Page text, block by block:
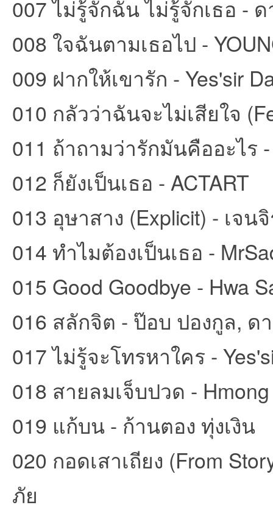
007 ไม่รู้จักฉัน ไม่รู้จักเธอ -
008 ใจฉันตามเธอไป -
009 ฝากให้เขารัก - Yes'sir
010 กลัวว่าฉันจะไม่เสียใจ
011 ถ้าถามว่ารักมันคืออะไร
012 ก็ยังเป็นเธอ - ACTART
013 อุษาสาง (Explicit) - เจน
014 ทำไมต้องเป็นเธอ -
015 Good Goodbye - Hwa
016 สลักจิต - ป๊อบ ปองกูล, ด
017 ไม่รู้จะโทรหาใคร -
018 สายลมเจ็บปวด -
019 แก้บน - ก้านตอง ทุ่งเงิน
020 กอดเสาเถียง (From
ภัย